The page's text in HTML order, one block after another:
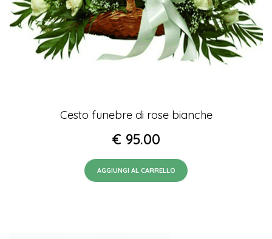
Cesto funebre di rose bianche
€ 95.00
AGGIUNGI AL CARRELLO